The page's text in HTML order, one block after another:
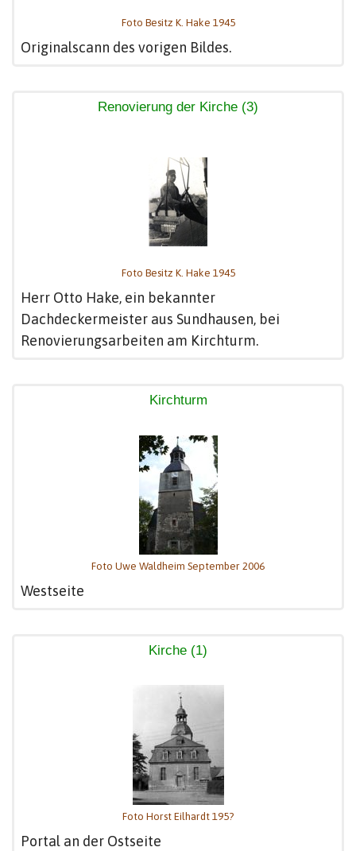
Foto Besitz K. Hake 1945
Originalscann des vorigen Bildes.
Renovierung der Kirche (3)
Foto Besitz K. Hake 1945
Herr Otto Hake, ein bekannter
Dachdeckermeister aus Sundhausen, bei
Renovierungsarbeiten am Kirchturm.
Kirchturm
Foto Uwe Waldheim September 2006
Westseite
Kirche (1)
Foto Horst Eilhardt 195?
Portal an der Ostseite